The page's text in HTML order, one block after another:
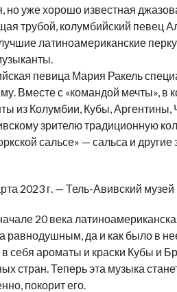
но уже хорошо известная
трубой, колумбийский певец
латиноамериканские
певица Мария Ракель
Вместе с «командой мечты»,
из Колумбии, Кубы,
зрителю традиционную
сальсе» — сальса и
2023 г. — Тель-Авивский музей
20 века
равнодушным, да и как было в
себя ароматы и краски Кубы и
стран. Теперь эта музыка
покорит его.